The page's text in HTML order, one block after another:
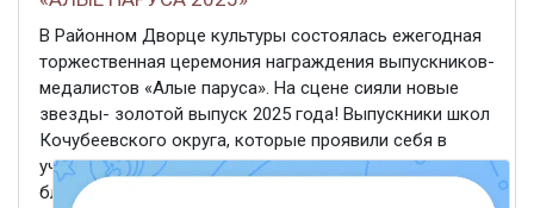
В Районном Дворце культуры состоялась ежегодная
торжественная церемония награждения выпускников-
медалистов «Алые паруса». На сцене сияли новые
звезды- золотой выпуск 2025 года! Выпускники школ
Кочубеевского округа, которые проявили себя в
учении получили заветные медали и
благодарственные письма из ...